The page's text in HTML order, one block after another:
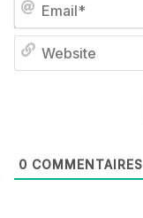
0 COMMENTAIRES